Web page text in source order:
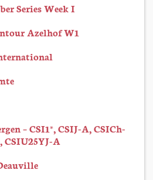
Series Week I
Azelhof W1
– CSI1*, CSIJ-A, CSICh-
CSIU25YJ-A